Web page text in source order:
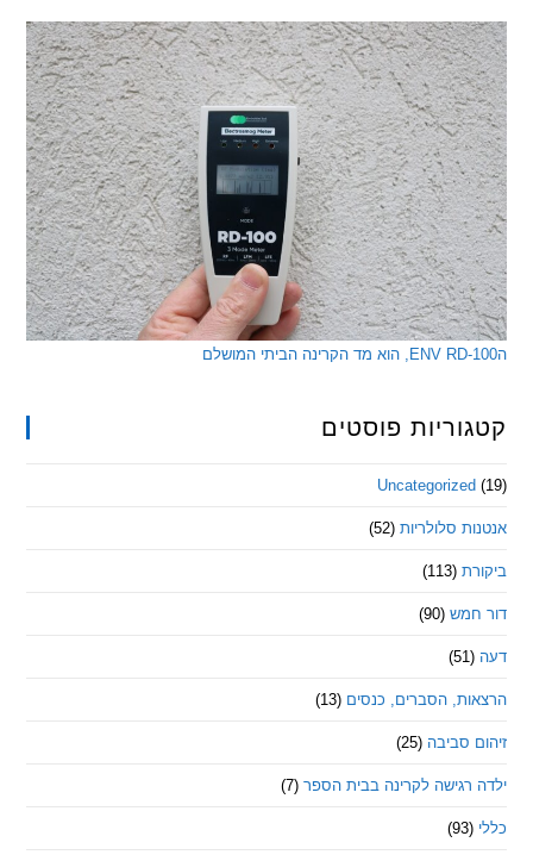
פוסטים
סלולריות (52)
(90)
הסברים, כנסים (13)
סביבה (25)
לקרינה בבית הספר (7)